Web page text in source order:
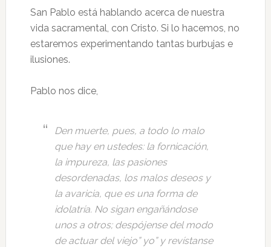
San Pablo está hablando acerca de nuestra
vida sacramental, con Cristo. Si lo hacemos, no
estaremos experimentando tantas burbujas e
ilusiones.
Pablo nos dice,
Den muerte, pues, a todo lo malo
que hay en ustedes: la fornicación,
la impureza, las pasiones
desordenadas, los malos deseos y
la avaricia, que es una forma de
idolatría. No sigan engañándose
unos a otros; despójense del modo
de actuar del viejo” yo” y revístanse